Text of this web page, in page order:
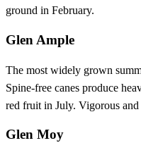
ground in February.
Glen Ample
The most widely grown
Spine-free canes produce
red fruit in July. Vigorous and
Glen Moy